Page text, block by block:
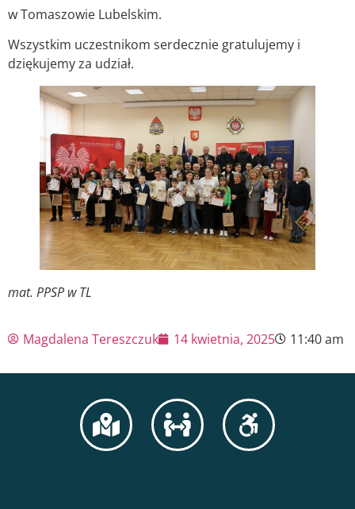
w Tomaszowie Lubelskim.
Wszystkim uczestnikom serdecznie gratulujemy i
dziękujemy za udział.
mat. PPSP w TL
Magdalena Tereszczuk 14 kwietnia, 2025 11:40 am